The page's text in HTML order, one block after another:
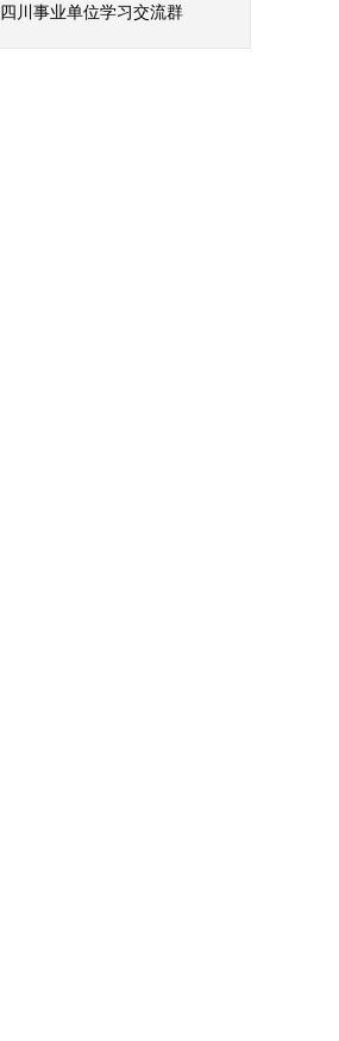
四川事业单位学习交流群